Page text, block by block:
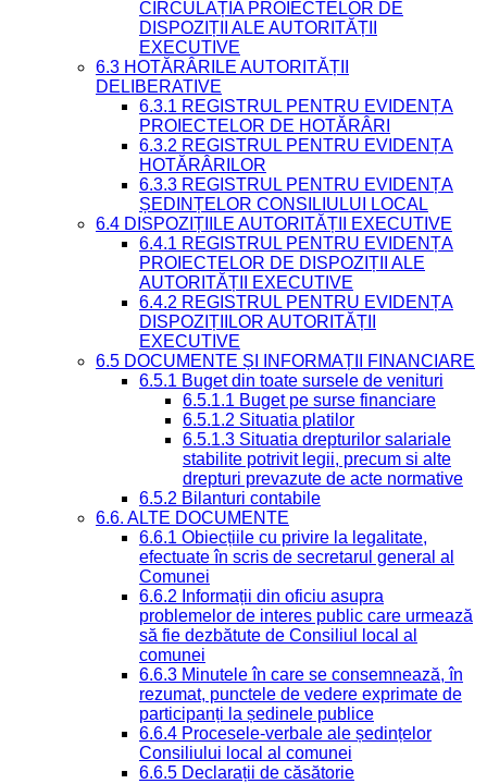
CIRCULAȚIA PROIECTELOR DE
DISPOZIȚII ALE AUTORITĂȚII
EXECUTIVE
6.3 HOTĂRÂRILE AUTORITĂȚII
DELIBERATIVE
6.3.1 REGISTRUL PENTRU EVIDENȚA
PROIECTELOR DE HOTĂRÂRI
6.3.2 REGISTRUL PENTRU EVIDENȚA
HOTĂRÂRILOR
6.3.3 REGISTRUL PENTRU EVIDENȚA
ȘEDINȚELOR CONSILIULUI LOCAL
6.4 DISPOZIȚIILE AUTORITĂȚII EXECUTIVE
6.4.1 REGISTRUL PENTRU EVIDENȚA
PROIECTELOR DE DISPOZIȚII ALE
AUTORITĂȚII EXECUTIVE
6.4.2 REGISTRUL PENTRU EVIDENȚA
DISPOZIȚIILOR AUTORITĂȚII
EXECUTIVE
6.5 DOCUMENTE ȘI INFORMAȚII FINANCIARE
6.5.1 Buget din toate sursele de venituri
6.5.1.1 Buget pe surse financiare
6.5.1.2 Situatia platilor
6.5.1.3 Situatia drepturilor salariale
stabilite potrivit legii, precum si alte
drepturi prevazute de acte normative
6.5.2 Bilanturi contabile
6.6. ALTE DOCUMENTE
6.6.1 Obiecțiile cu privire la legalitate,
efectuate în scris de secretarul general al
Comunei
6.6.2 Informații din oficiu asupra
problemelor de interes public care urmează
să fie dezbătute de Consiliul local al
comunei
6.6.3 Minutele în care se consemnează, în
rezumat, punctele de vedere exprimate de
participanți la ședinele publice
6.6.4 Procesele-verbale ale ședințelor
Consiliului local al comunei
6.6.5 Declarații de căsătorie